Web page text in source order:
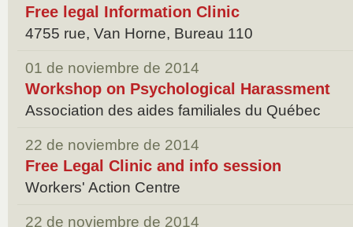
Free legal Information Clinic
4755 rue, Van Horne, Bureau 110
01 de noviembre de 2014
Workshop on Psychological Harassment
Association des aides familiales du Québec
22 de noviembre de 2014
Free Legal Clinic and info session
Workers' Action Centre
22 de noviembre de 2014